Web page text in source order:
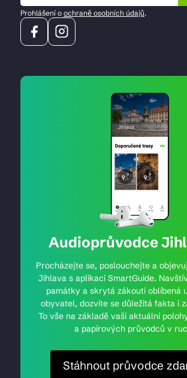
Prohlášení o ochraně osobních údajů.
Audioprůvodce
Procházejte se, poslouchejte a
Jihlava s aplikací SmartGuide.
památky a skrytá zákoutí oblíbená
obyvatel, dozvíte se důležitá fakta i
To vše na základě vaší aktuální
a papírových průvodců v
Stáhnout průvodce